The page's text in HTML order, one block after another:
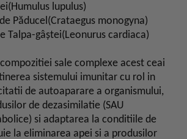
lupulus)
Păducel(Crataegus monogyna)
Talpa-gâştei(Leonurus cardiaca)
sale complexe acest ceai
sistemului imunitar cu rol in
de autoaparare a organismului,
de dezasimilatie (SAU
si adaptarea la conditiile de
la eliminarea apei si a produsilor